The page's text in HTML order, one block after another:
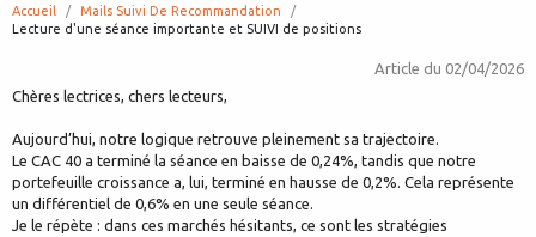
Accueil
Mails Suivi De Recommandation
page:
Lecture d'une séance importante et SUIVI de positions
Article du 02/04/2026
Chères lectrices, chers lecteurs,
Aujourd’hui, notre logique retrouve pleinement sa trajectoire.
Le CAC 40 a terminé la séance en baisse de 0,24%, tandis que notre
portefeuille croissance a, lui, terminé en hausse de 0,2%. Cela représente
un différentiel de 0,6% en une seule séance.
Je le répète : dans ces marchés hésitants, ce sont les stratégies